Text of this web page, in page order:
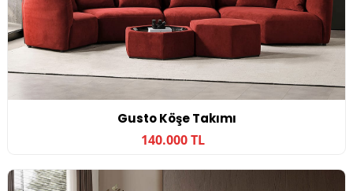
Gusto Köşe Takımı
140.000 TL